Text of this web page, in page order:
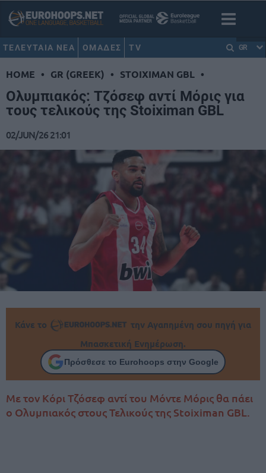
ΤΕΛΕΥΤΑΙΑ ΝΕΑ ΟΜΑΔΕΣ TV GR
HOME • GR (GREEK) • STOIXIMAN GBL •
Ολυμπιακός: Τζόσεφ αντί Μόρις για
τους τελικούς της Stoiximan GBL
02/JUN/26 21:01
Κάνε το
την Αγαπημένη σου πηγή για
Μπασκετική Ενημέρωση.
Πρόσθεσε το Eurohoops στην Google
Με τον Κόρι Τζόσεφ αντί του Μόντε Μόρις θα πάει
ο Ολυμπιακός στους Τελικούς της Stoiximan GBL.